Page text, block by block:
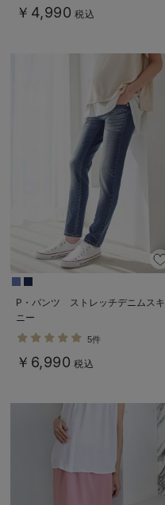
￥4,990 税込
P・パンツ ストレッチデニムスキ
ニー
5件
￥6,990 税込